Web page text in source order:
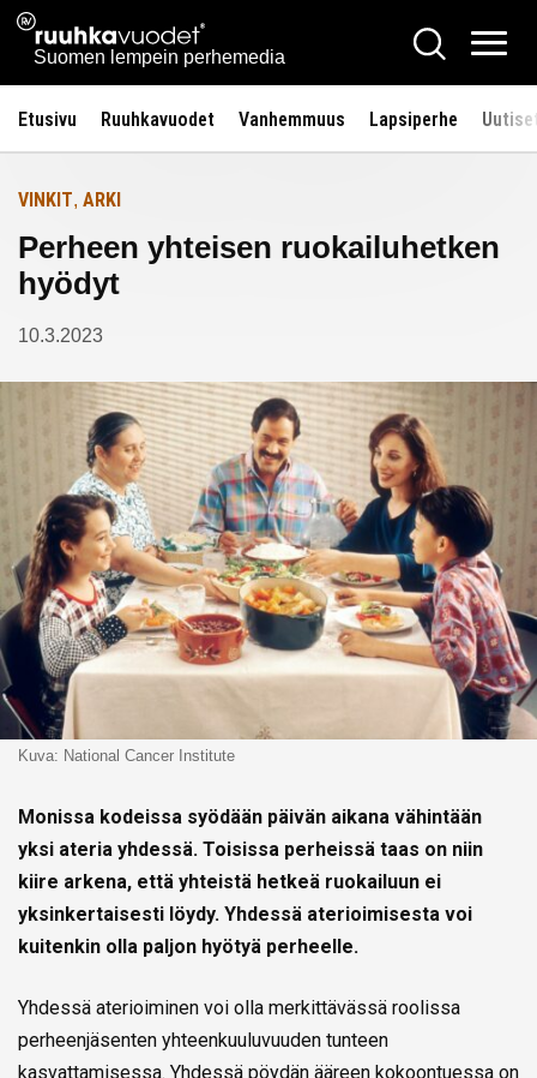
Siirry
sisältöön
Ruuhkavuodet.fi
Suomen lempein perhemedia
Hae
Etusivu Ruuhkavuodet Vanhemmuus Lapsiperhe
Etusivulle
VINKIT, ARKI
Perheen yhteisen ruokailuhetken
hyödyt
10.3.2023
Kuva: National Cancer Institute
Monissa kodeissa syödään päivän aikana vähintään
yksi ateria yhdessä. Toisissa perheissä taas on niin
kiire arkena, että yhteistä hetkeä ruokailuun ei
yksinkertaisesti löydy. Yhdessä aterioimisesta voi
kuitenkin olla paljon hyötyä perheelle.
Yhdessä aterioiminen voi olla merkittävässä roolissa
perheenjäsenten yhteenkuuluvuuden tunteen
kasvattamisessa. Yhdessä pöydän ääreen kokoontuessa on